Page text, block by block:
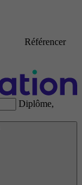
Référencer
Diplôme,